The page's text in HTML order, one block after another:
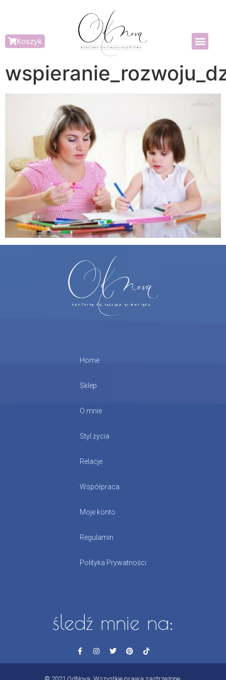
Koszyk
Home
Sklep
O mnie
Styl życia
Relacje
Współpraca
Moje konto
Regulamin
Polityka Prywatności
śledź mnie na: